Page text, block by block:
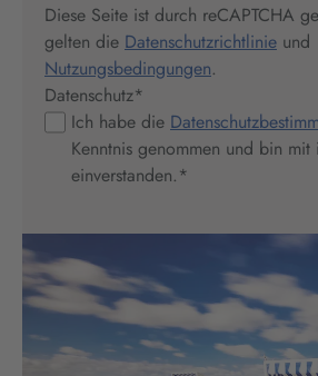
Diese Seite ist durch reCAPTCHA
gelten die Datenschutzrichtlinie und
Nutzungsbedingungen.
Datenschutz*
Ich habe die
Kenntnis genommen und bin mit
einverstanden.*